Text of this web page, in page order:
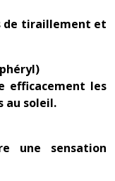
de tiraillement et
efficacement les
au soleil.
une sensation